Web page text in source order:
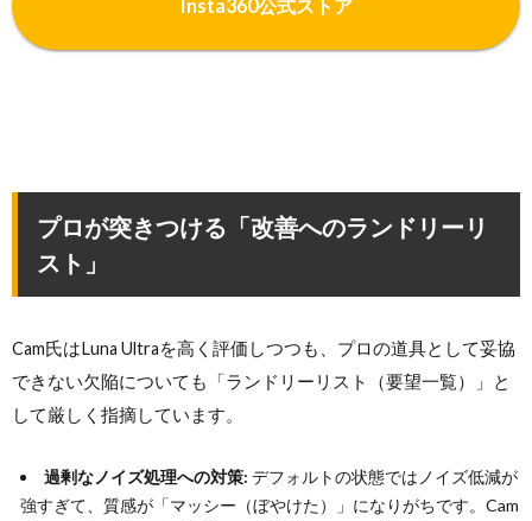
Insta360公式ストア
プロが突きつける「改善へのランドリーリ
スト」
Cam氏はLuna Ultraを高く評価しつつも、プロの道具として妥協
できない欠陥についても「ランドリーリスト（要望一覧）」と
して厳しく指摘しています。
過剰なノイズ処理への対策: デフォルトの状態ではノイズ低減が
強すぎて、質感が「マッシー（ぼやけた）」になりがちです。Cam